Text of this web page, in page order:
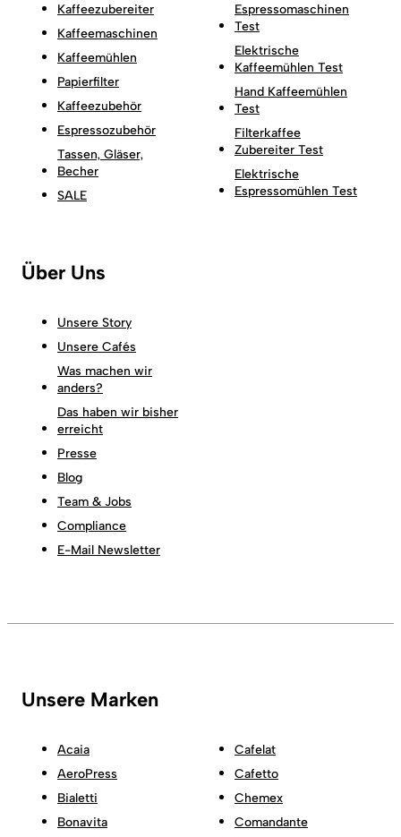
Kaffeezubereiter
Kaffeemaschinen
Kaffeemühlen
Papierfilter
Kaffeezubehör
Espressozubehör
Tassen, Gläser,
Becher
SALE
Espressomaschinen
Test
Elektrische
Kaffeemühlen Test
Hand Kaffeemühlen
Test
Filterkaffee
Zubereiter Test
Elektrische
Espressomühlen Test
Über Uns
Unsere Story
Unsere Cafés
Was machen wir
anders?
Das haben wir bisher
erreicht
Presse
Blog
Team & Jobs
Compliance
E-Mail Newsletter
Unsere Marken
Acaia
AeroPress
Bialetti
Bonavita
Cafelat
Cafetto
Chemex
Comandante